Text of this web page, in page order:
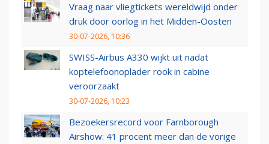
Vraag naar vliegtickets wereldwijd onder
druk door oorlog in het Midden-Oosten
30-07-2026, 10:36
SWISS-Airbus A330 wijkt uit nadat
koptelefoonoplader rook in cabine
veroorzaakt
30-07-2026, 10:23
Bezoekersrecord voor Farnborough
Airshow: 41 procent meer dan de vorige